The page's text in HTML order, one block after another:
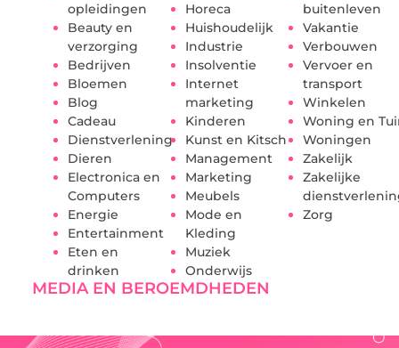
opleidingen
Beauty en
verzorging
Bedrijven
Bloemen
Blog
Cadeau
Dienstverlening
Dieren
Electronica en
Computers
Energie
Entertainment
Eten en
drinken
Horeca
Huishoudelijk
Industrie
Insolventie
Internet
marketing
Kinderen
Kunst en Kitsch
Management
Marketing
Meubels
Mode en
Kleding
Muziek
Onderwijs
buitenleven
Vakantie
Verbouwen
Vervoer en
transport
Winkelen
Woning en
Woningen
Zakelijk
Zakelijke
Zorg
MEDIA EN BEROEMDHEDEN